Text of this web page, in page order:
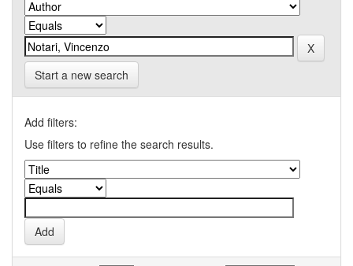
Start a new search
Add filters:
Use filters to refine the search results.